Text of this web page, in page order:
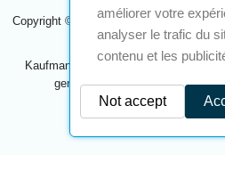
Copyright © 2024 A2S ATEX. Alle
Navilog
Kaufmann, der von der
genehmigt wurde,Klicken Sie
améliorer votre
analyser le trafic du
contenu et les
Not accept